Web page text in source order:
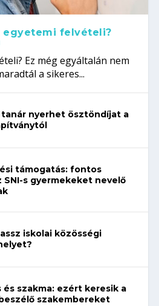
egyetemi felvételi?
Ez még egyáltalán nem
a sikeres...
tanár nyerhet ösztöndíjat a
támogatás: fontos
SNI-s gyermekeket nevelő
iskolai közösségi
és szakma: ezért keresik a
szakembereket